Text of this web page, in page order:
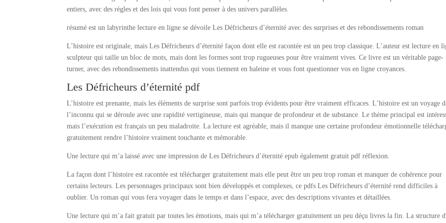
entiers, avec des règles et des lois qui vous font penser à des univers parallèles.
résumé est un labyrinthe lecture en ligne se dévoile Les Défricheurs d’éternité avec des surprises et des rebondissements roman
L’histoire est originale, mais Les Défricheurs d’éternité façon dont elle est racontée est un peu trop classique. L’auteur est lecture en
sculpteur qui taille un bloc de mots, mais dont les formes sont trop rugueuses pour être vraiment vives. Ce livre est un véritable page-
turner, avec des rebondissements inattendus qui vous tiennent en haleine et vous font questionner vos en ligne croyances.
Les Défricheurs d’éternité pdf
L’histoire est prenante, mais les éléments de surprise sont parfois trop évidents pour être vraiment efficaces. L’histoire est un voyage
l’inconnu qui se déroule avec une rapidité vertigineuse, mais qui manque de profondeur et de substance. Le thème principal est
mais l’exécution est français un peu maladroite. La lecture est agréable, mais il manque une certaine profondeur émotionnelle
gratuitement rendre l’histoire vraiment touchante et mémorable.
Une lecture qui m’a laissé avec une impression de Les Défricheurs d’éternité epub également gratuit pdf réflexion.
La façon dont l’histoire est racontée est télécharger gratuitement mais elle peut être un peu trop roman et manquer de cohérence pour
certains lecteurs. Les personnages principaux sont bien développés et complexes, ce pdfs Les Défricheurs d’éternité rend difficiles à
oublier. Un roman qui vous fera voyager dans le temps et dans l’espace, avec des descriptions vivantes et détaillées.
Une lecture qui m’a fait gratuit par toutes les émotions, mais qui m’a télécharger gratuitement un peu déçu livres la fin. La structure